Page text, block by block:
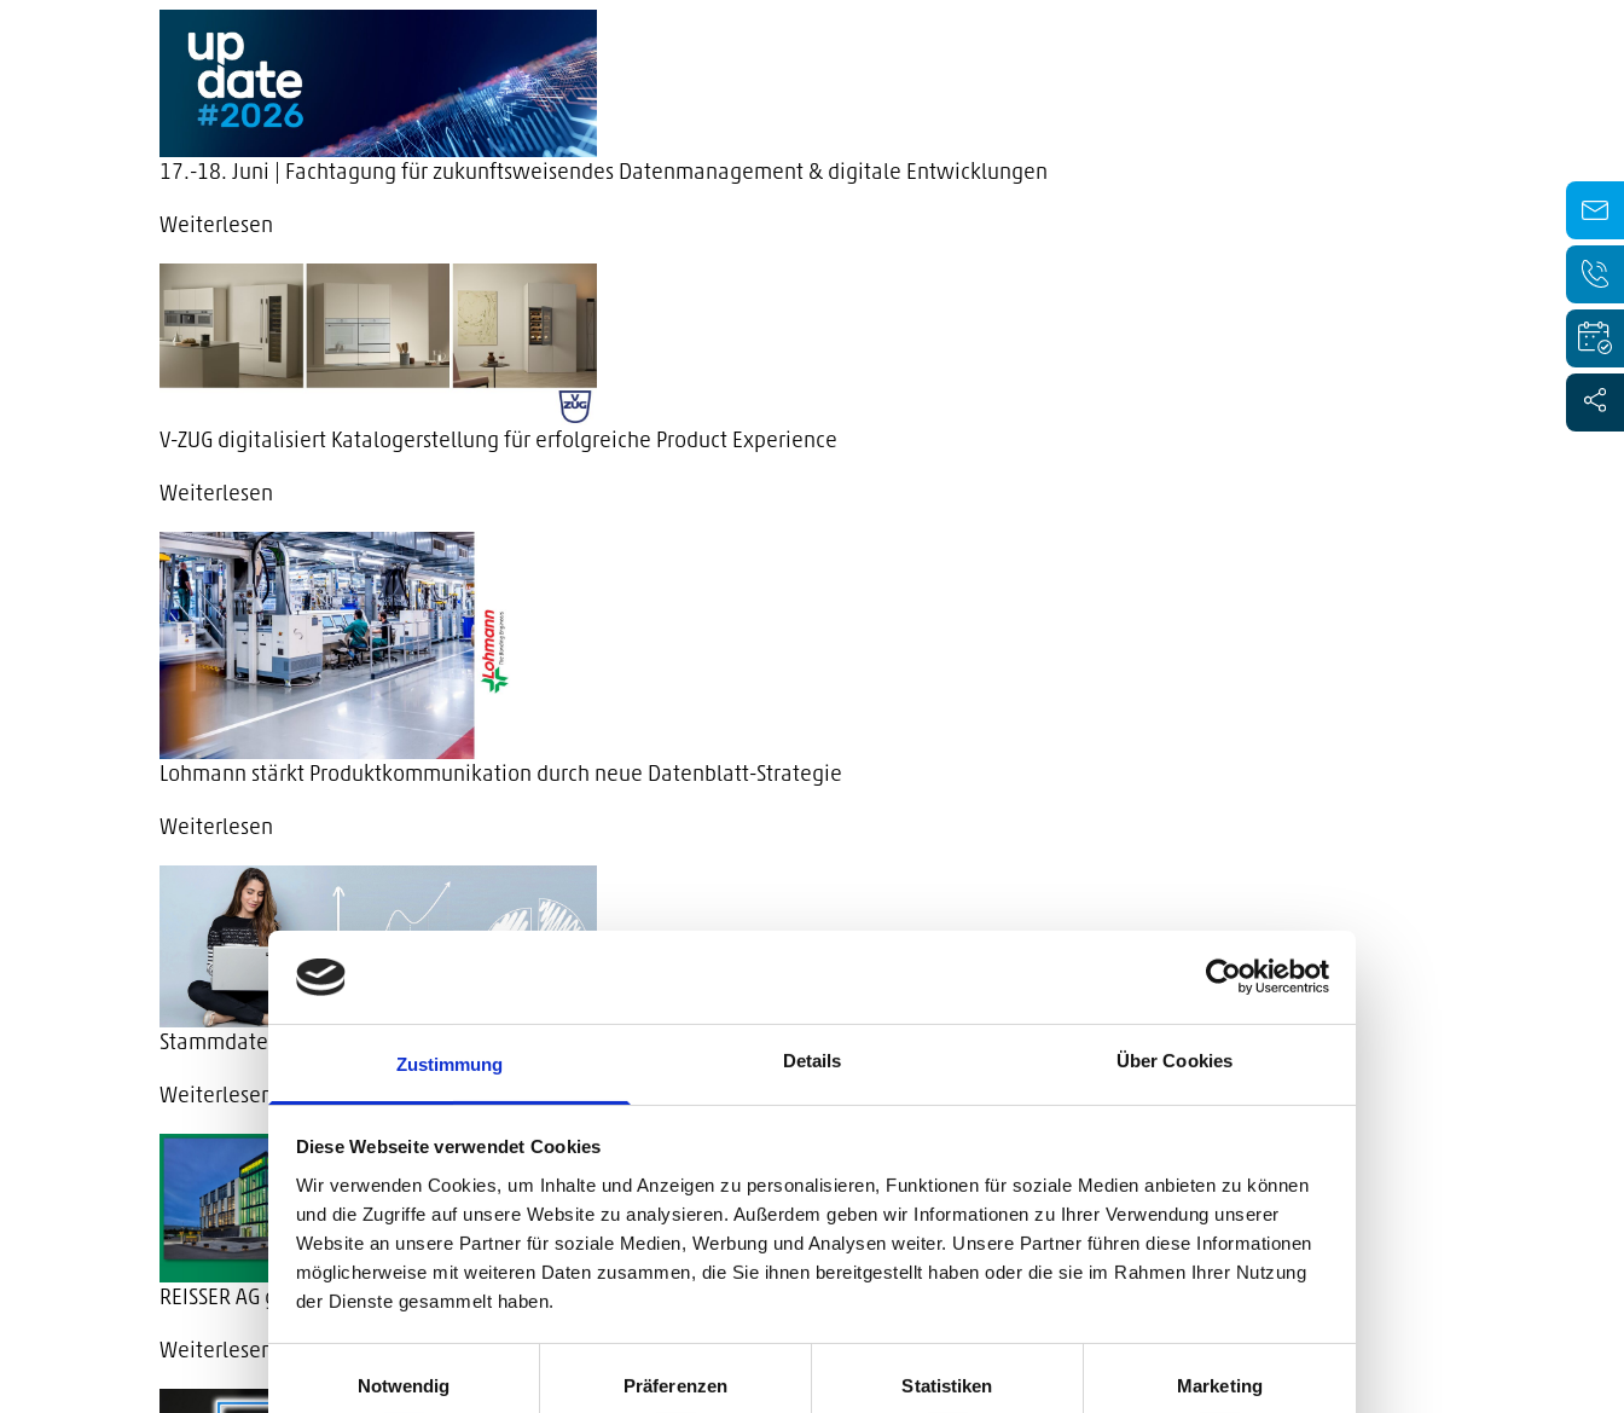
Zustimmung Details Über Cookies
Diese Webseite verwendet Cookies
Wir verwenden Cookies, um Inhalte und Anzeigen zu personalisieren, Funktionen für soziale Medien anbieten zu können
und die Zugriffe auf unsere Website zu analysieren. Außerdem geben wir Informationen zu Ihrer Verwendung unserer
Website an unsere Partner für soziale Medien, Werbung und Analysen weiter. Unsere Partner führen diese Informationen
möglicherweise mit weiteren Daten zusammen, die Sie ihnen bereitgestellt haben oder die sie im Rahmen Ihrer Nutzung
der Dienste gesammelt haben.
Notwendig
Präferenzen Statistiken Marketing
Search for:
17.-18. Juni | Fachtagung für zukunftsweisendes Datenmanagement & digitale Entwicklungen
Weiterlesen
V-ZUG digitalisiert Katalogerstellung für erfolgreiche Product Experience
Weiterlesen
Lohmann stärkt Produktkommunikation durch neue Datenblatt-Strategie
Weiterlesen
Stammdaten werden zur Entscheidungsbasis für KI, Commerce & Compliance
Weiterlesen
REISSER AG gestaltet Publishing-Prozesse für mehr Effizienz und Geschwindigkeit neu
Weiterlesen